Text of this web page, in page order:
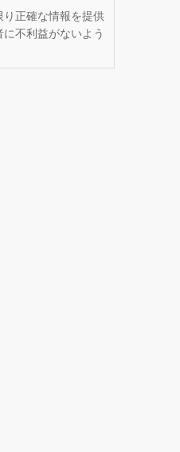
正確な情報を提供
不利益がないよう